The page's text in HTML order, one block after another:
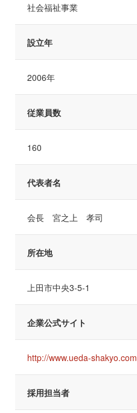
社会福祉事業
設立年
2006年
従業員数
160
代表者名
会長 宮之上 孝司
所在地
上田市中央3-5-1
企業公式サイト
http://www.ueda-shakyo.com
採用担当者